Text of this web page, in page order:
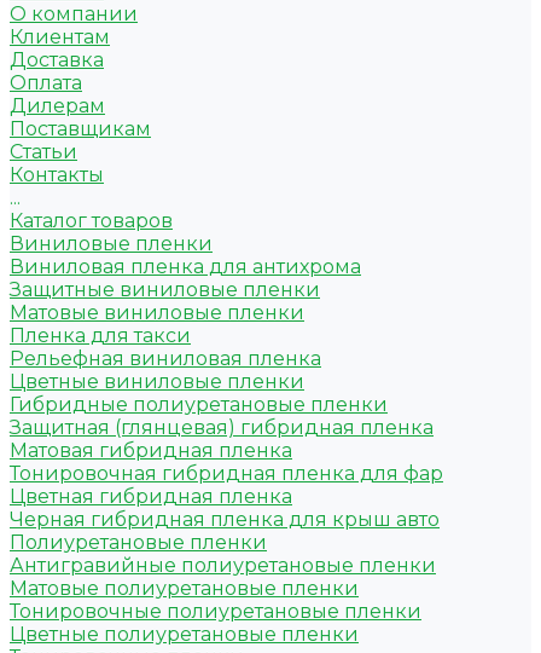
О компании
Клиентам
Доставка
Оплата
Дилерам
Поставщикам
Статьи
Контакты
...
Каталог товаров
Виниловые пленки
Виниловая пленка для антихрома
Защитные виниловые пленки
Матовые виниловые пленки
Пленка для такси
Рельефная виниловая пленка
Цветные виниловые пленки
Гибридные полиуретановые пленки
Защитная (глянцевая) гибридная пленка
Матовая гибридная пленка
Тонировочная гибридная пленка для фар
Цветная гибридная пленка
Черная гибридная пленка для крыш авто
Полиуретановые пленки
Антигравийные полиуретановые пленки
Матовые полиуретановые пленки
Тонировочные полиуретановые пленки
Цветные полиуретановые пленки